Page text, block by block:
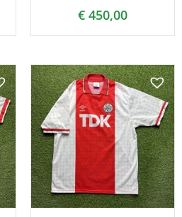
€ 450,00